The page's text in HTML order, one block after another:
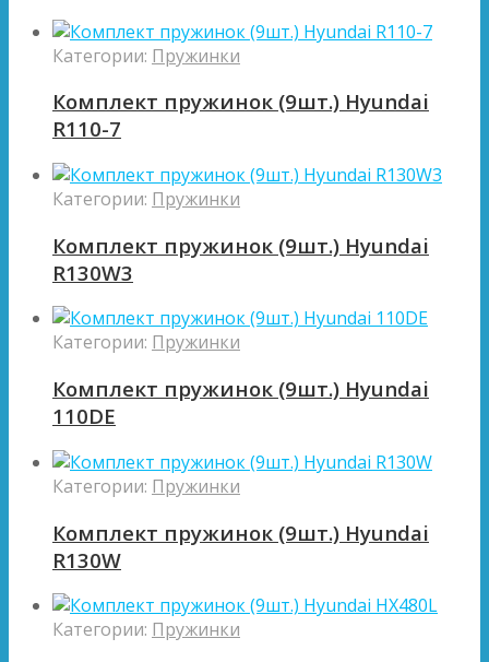
Категории: Пружинки
Комплект пружинок (9шт.) Hyundai
R110-7
Категории: Пружинки
Комплект пружинок (9шт.) Hyundai
R130W3
Категории: Пружинки
Комплект пружинок (9шт.) Hyundai
110DE
Категории: Пружинки
Комплект пружинок (9шт.) Hyundai
R130W
Категории: Пружинки